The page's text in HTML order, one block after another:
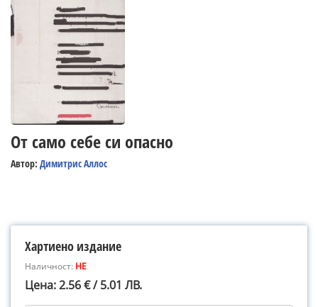
От само себе си опасно
Автор: Димитрис Аллос
Хартиено издание
Наличност: НЕ
Цена: 2.56 € / 5.01 ЛВ.